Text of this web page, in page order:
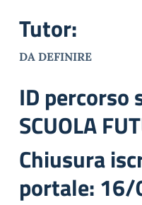
Tutor:
DA DEFINIRE
ID percorso
SCUOLA
Chiusura
portale: